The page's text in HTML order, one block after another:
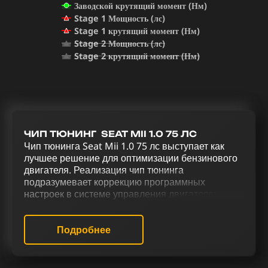
Заводской крутящий момент (Нм)
Stage 1 Мощность (лс)
Stage 1 крутящий момент (Нм)
Stage 2 Мощность (лс)
Stage 2 крутящий момент (Нм)
ЧИП ТЮНИНГ SEAT MII 1.0 75 ЛС
Чип тюнинга Seat Mii 1.0 75 лс выступает как
лучшее решение для оптимизации бензинового
двигателя. Реализация чип тюнинга
подразумевает коррекцию программных
настроек в системе управления двигателем для
повышения мощности, эффективности и
оптимизации управления Seat Mii 1.0 75 лс
используется комплексный тюнинг, включая чип
Подробнее